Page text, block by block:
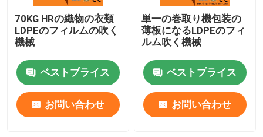
70KG HRの織物の衣類
LDPEのフィルムの吹く
機械
ベストプライス
お問い合わせ
単一の巻取り機包装の
薄板になるLDPEのフィ
ルム吹く機械
ベストプライス
お問い合わせ